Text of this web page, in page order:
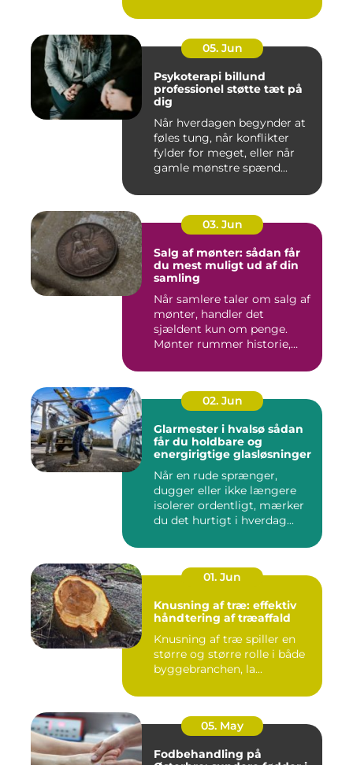
05. Jun
Psykoterapi billund
professionel støtte tæt på
dig
Når hverdagen begynder at
føles tung, når konflikter
fylder for meget, eller når
gamle mønstre spænd...
03. Jun
Salg af mønter: sådan får
du mest muligt ud af din
samling
Når samlere taler om salg af
mønter, handler det
sjældent kun om penge.
Mønter rummer historie,
02. Jun
Glarmester i hvalsø sådan
får du holdbare og
energirigtige glasløsninger
Når en rude sprænger,
dugger eller ikke længere
isolerer ordentligt, mærker
du det hurtigt i hverdag...
01. Jun
Knusning af træ: effektiv
håndtering af træaffald
Knusning af træ spiller en
større og større rolle i både
byggebranchen, la...
05. May
Fodbehandling på